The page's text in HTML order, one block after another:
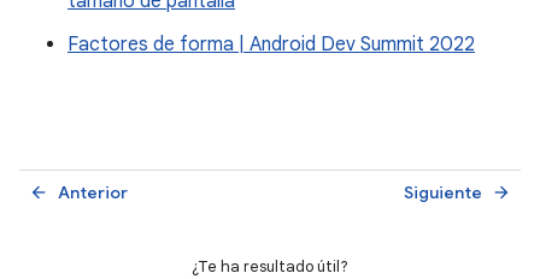
Factores de forma | Android Dev Summit 2022
Anterior
arrow_back Siguiente arrow_forward
¿Te ha resultado útil?